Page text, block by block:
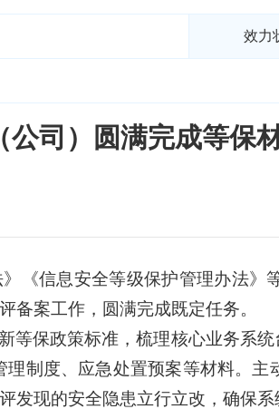
效力
公司）圆满完成等保
《信息安全等级保护管理办法》
备案工作，圆满完成既定任务。
等保政策标准，梳理核心业务系
理制度、应急处置预案等材料。 主
发现的安全隐患立行立改，确保